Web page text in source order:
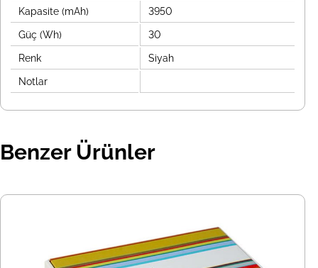
Kapasite (mAh) 3950
Güç (Wh) 30
Renk Siyah
Notlar
Benzer Ürünler